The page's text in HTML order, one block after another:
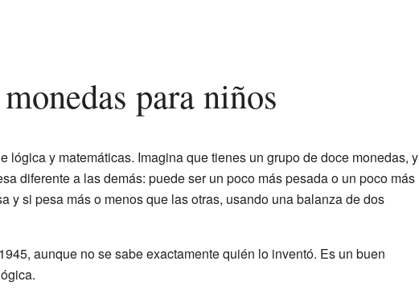
para niños
lógica y matemáticas. Imagina que tienes un grupo de doce monedas, y
diferente a las demás: puede ser un poco más pesada o un poco más
y si pesa más o menos que las otras, usando una balanza de dos
aunque no se sabe exactamente quién lo inventó. Es un buen